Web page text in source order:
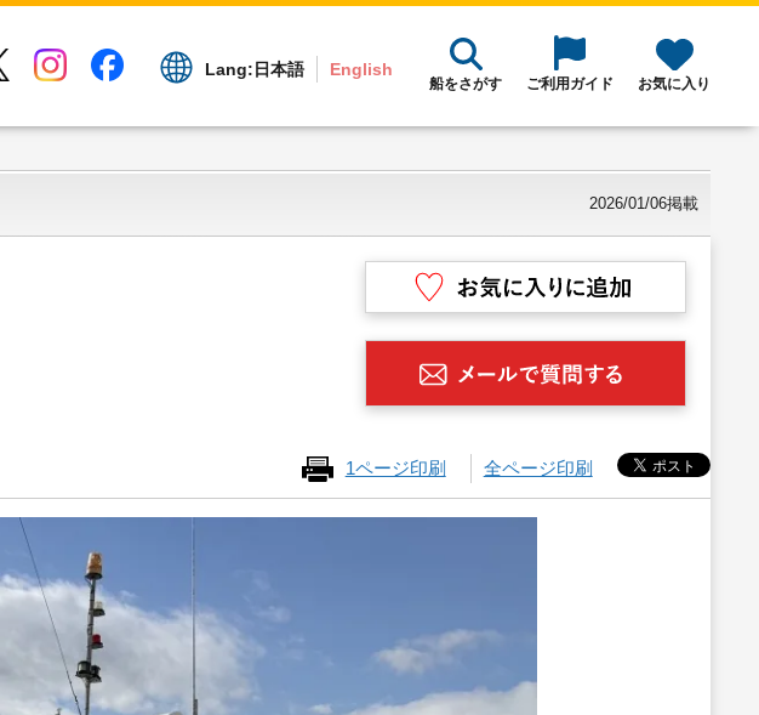
Lang: 日本語 English
船をさがす ご利用ガイド お気に入り
2026/01/06掲載
1ページ印刷 全ページ印刷